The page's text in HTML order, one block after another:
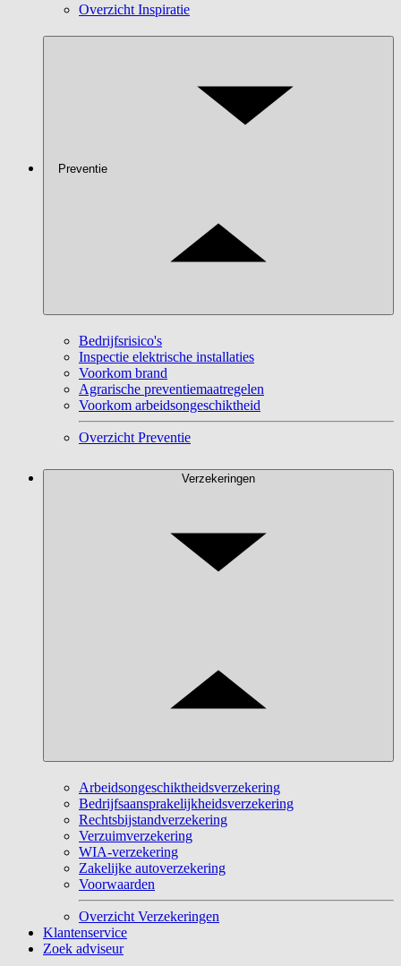
Overzicht Inspiratie
Preventie
Bedrijfsrisico's
Inspectie elektrische installaties
Voorkom brand
Agrarische preventiemaatregelen
Voorkom arbeidsongeschiktheid
Overzicht Preventie
Verzekeringen
Arbeidsongeschiktheidsverzekering
Bedrijfsaansprakelijkheidsverzekering
Rechtsbijstandverzekering
Verzuimverzekering
WIA-verzekering
Zakelijke autoverzekering
Voorwaarden
Overzicht Verzekeringen
Klantenservice
Zoek adviseur